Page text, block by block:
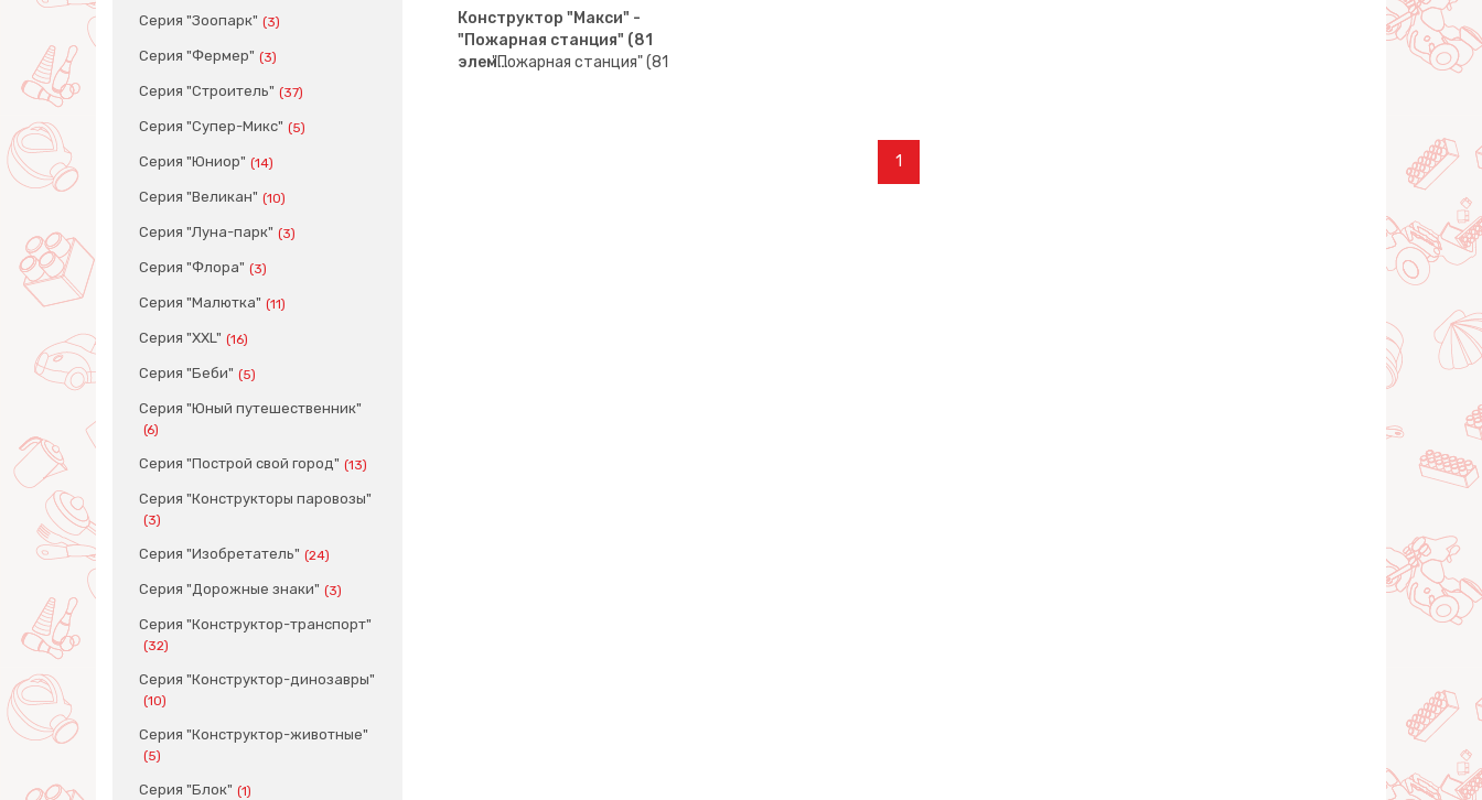
Серия "Зоопарк" (3)
Серия "Фермер" (3)
Серия "Строитель" (37)
Серия "Супер-Микс" (5)
Серия "Юниор" (14)
Серия "Великан" (10)
Серия "Луна-парк" (3)
Серия "Флора" (3)
Серия "Малютка" (11)
Серия "XXL" (16)
Серия "Беби" (5)
Серия "Юный путешественник"
(6)
Серия "Построй свой город" (13)
Серия "Конструкторы паровозы"
(3)
Серия "Изобретатель" (24)
Серия "Дорожные знаки" (3)
Серия "Конструктор-транспорт"
(32)
Серия "Конструктор-динозавры"
(10)
Серия "Конструктор-животные"
(5)
Серия "Блок" (1)
Конструктор "Макси" -
"Пожарная станция" (81
элем…
1